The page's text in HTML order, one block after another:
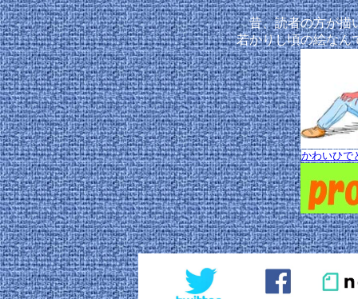
昔、読者の方が描
若かりし頃の絵なん
かわいひ